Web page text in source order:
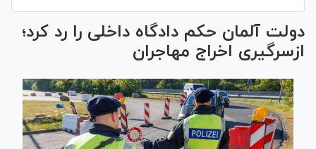
دولت آلمان حکم دادگاه داخلی را رد کرد؛
ازسرگیری اخراج مهاجران